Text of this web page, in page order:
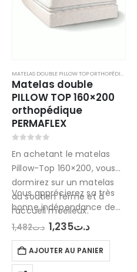
Matelas double
PILLOW TOP 160×200
orthopédique
PERMAFLEX
En achetant le matelas
Pillow-Top 160×200, vous
dormirez sur un matelas
au soutien ferme et à
l’accueil moelleux.
Vous apprécierez sa très
bonne indépendance de
couchage et le confort
د.ت1,482 Le
prix
initial
était :
د.ت1,482.
د.ت1,235 Le
actuel
est :
AJOUTER AU PANIER